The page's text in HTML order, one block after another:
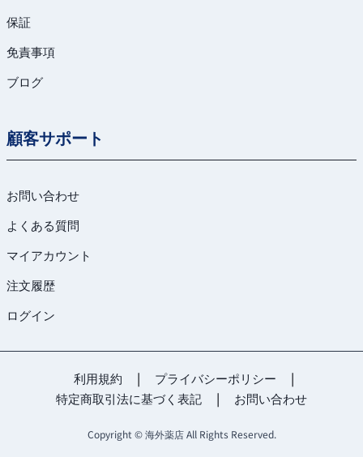
保証
免責事項
ブログ
顧客サポート
お問い合わせ
よくある質問
マイアカウント
注文履歴
ログイン
利用規約 | プライバシーポリシー
|
特定商取引法に基づく表記
| お問い合わせ
Copyright © 海外薬店 All Rights Reserved.